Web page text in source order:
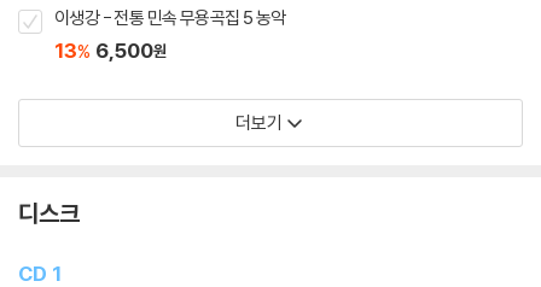
이생강 - 전통 민속 무용곡집 5 농악
13% 6,500원
더보기
디스크
CD 1